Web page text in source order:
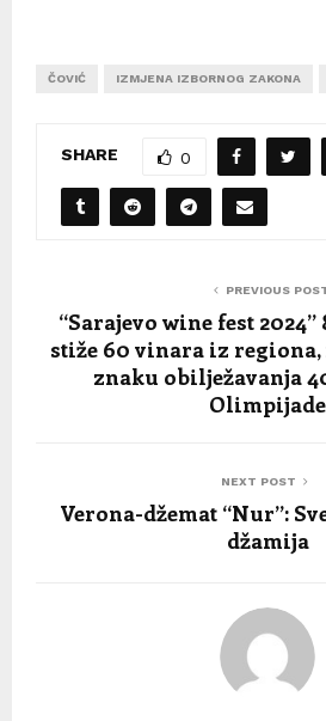
ČOVIĆ IZMJENA IZBORNOG ZAKONA
SHARE 0
PREVIOUS
“Sarajevo wine fest
stiže 60 vinara iz
znaku obilježavanja
Olimpijade
NEXT POST
Verona-džemat “Nur”:
džamija